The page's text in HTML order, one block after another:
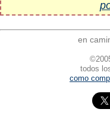
en
todos
como